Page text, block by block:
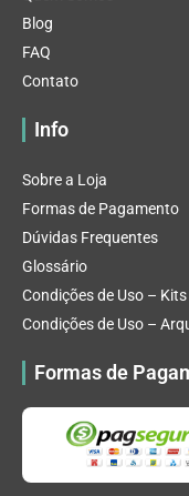
Blog
FAQ
Contato
Info
Sobre a Loja
Formas de Pagamento
Dúvidas Frequentes
Glossário
Condições de Uso –
Condições de Uso –
Formas de